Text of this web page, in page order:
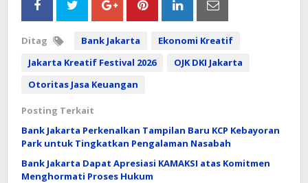
Ditag Bank Jakarta
Ekonomi Kreatif
Jakarta Kreatif Festival 2026
OJK DKI Jakarta
Otoritas Jasa Keuangan
Posting Terkait
Bank Jakarta Perkenalkan Tampilan Baru KCP Kebayoran
Park untuk Tingkatkan Pengalaman Nasabah
Bank Jakarta Dapat Apresiasi KAMAKSI atas Komitmen
Menghormati Proses Hukum